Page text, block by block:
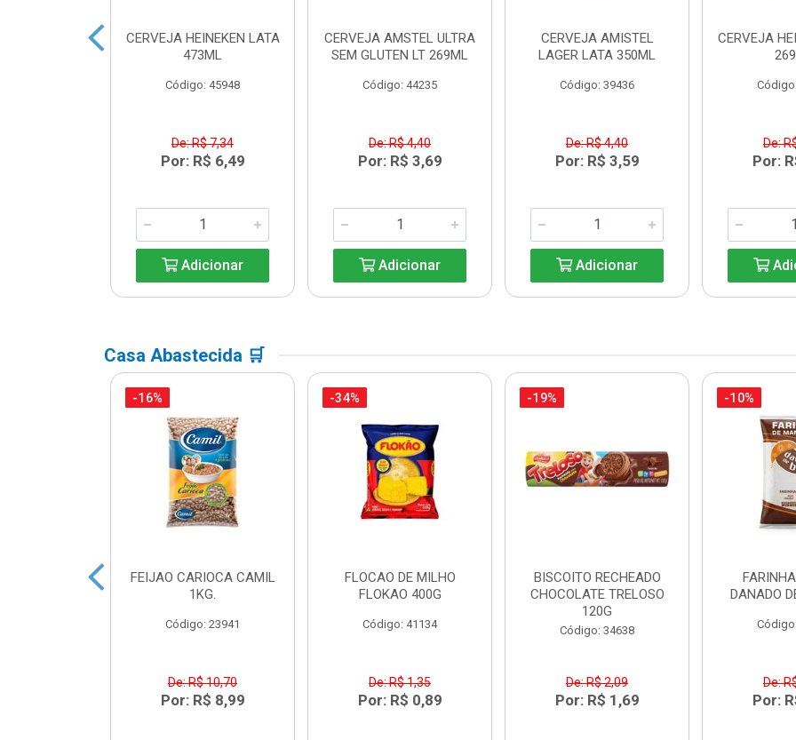
CERVEJA HEINEKEN LATA
473ML
Código: 45948
De: R$ 7,34
Por: R$ 6,49
Adicionar
CERVEJA AMSTEL ULTRA
SEM GLUTEN LT 269ML
Código: 44235
De: R$ 4,40
Por: R$ 3,69
Adicionar
CERVEJA AMISTEL
LAGER LATA 350ML
Código: 39436
De: R$ 4,40
Por: R$ 3,59
Adicionar
CERVEJA
De:
Por:
Casa Abastecida 🛒
-16%
FEIJAO CARIOCA CAMIL
1KG.
Código: 23941
De: R$ 10,70
Por: R$ 8,99
-34%
FLOCAO DE MILHO
FLOKAO 400G
Código: 41134
De: R$ 1,35
Por: R$ 0,89
-19%
BISCOITO RECHEADO
CHOCOLATE TRELOSO
120G
Código: 34638
De: R$ 2,09
Por: R$ 1,69
-10%
DANADO
De:
Por: